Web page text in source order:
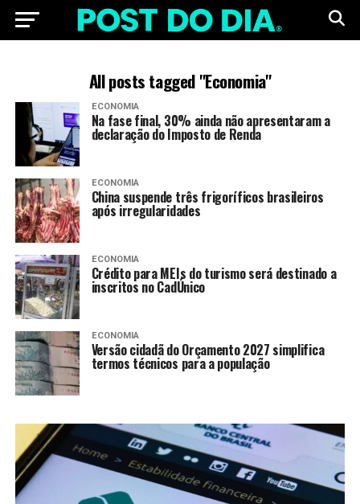
All posts tagged "Economia"
ECONOMIA
Na fase final, 30% ainda não apresentaram a
declaração do Imposto de Renda
ECONOMIA
China suspende três frigoríficos brasileiros
após irregularidades
ECONOMIA
Crédito para MEIs do turismo será destinado a
inscritos no CadÚnico
ECONOMIA
Versão cidadã do Orçamento 2027 simplifica
termos técnicos para a população